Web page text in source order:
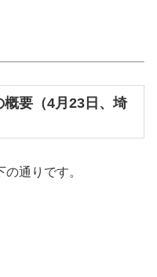
要（4月23日、埼
通りです。